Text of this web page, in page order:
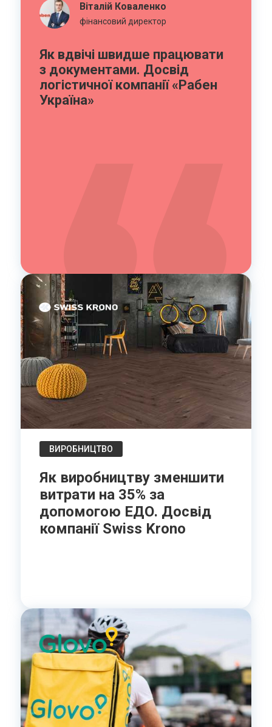
Віталій Коваленко
фінансовий директор
Як вдвічі швидше працювати
з документами. Досвід
логістичної компанії «Рабен
Україна»
ВИРОБНИЦТВО
Як виробництву зменшити
витрати на 35% за
допомогою ЕДО. Досвід
компанії Swiss Krono